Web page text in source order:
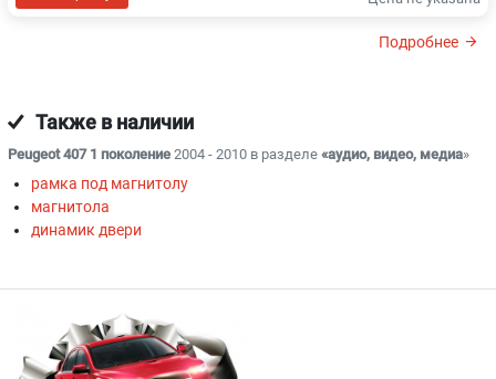
Подробнее
Также в наличии
Peugeot 407 1 поколение 2004 - 2010 в разделе «аудио, видео, медиа»
рамка под магнитолу
магнитола
динамик двери